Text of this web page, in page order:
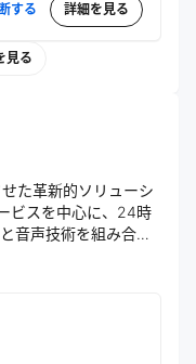
する 詳細を見る
見る
た革新的ソリューシ
ビスを中心に、24時
音声技術を組み合わ
求。個人情報保護に
る。